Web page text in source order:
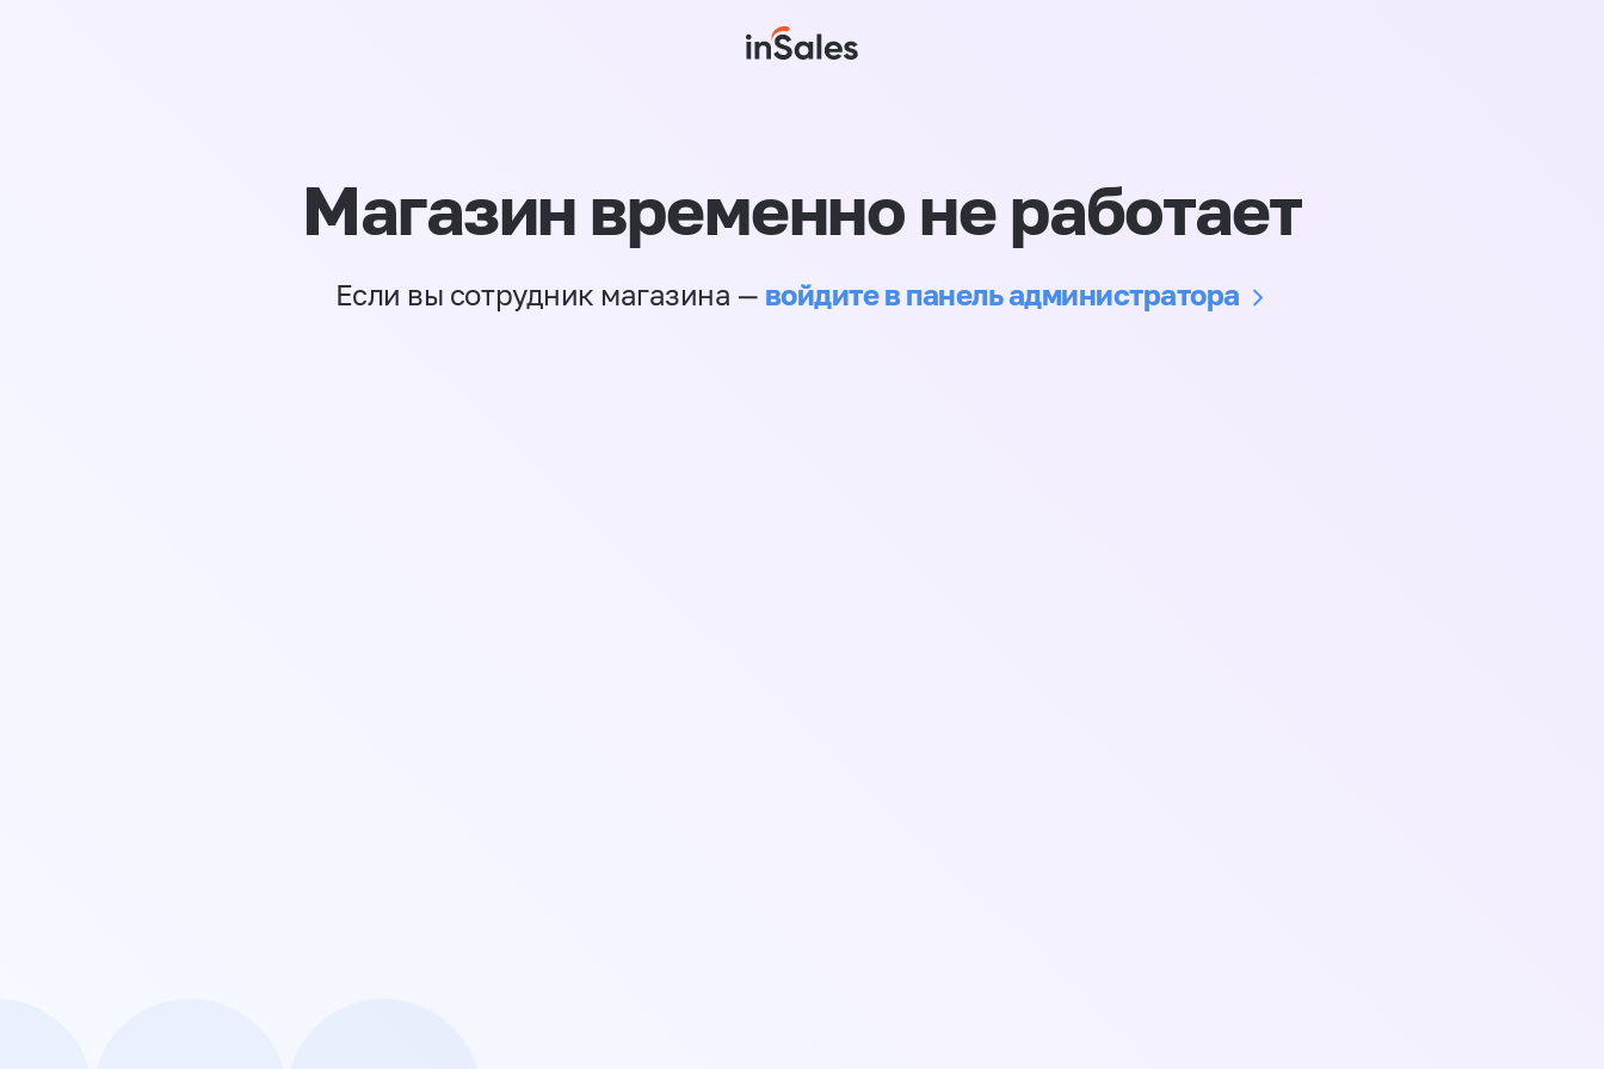
Магазин временно не работает
Если вы сотрудник магазина — войдите в панель администратора